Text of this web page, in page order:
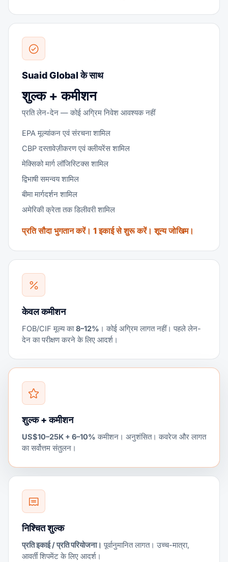
Suaid Global के साथ
शुल्क + कमीशन
प्रति लेन-देन — कोई अग्रिम निवेश आवश्यक नहीं
EPA मूल्यांकन एवं संरचना शामिल
CBP दस्तावेज़ीकरण एवं क्लीयरेंस शामिल
मेक्सिको मार्ग लॉजिस्टिक्स शामिल
द्विभाषी समन्वय शामिल
बीमा मार्गदर्शन शामिल
अमेरिकी क्रेता तक डिलीवरी शामिल
प्रति सौदा भुगतान करें। 1 इकाई से शुरू करें। शून्य जोखिम।
केवल कमीशन
FOB/CIF मूल्य का8–12% । कोई अग्रिम लागत नहीं। पहले लेन-
देन का परीक्षण करने के लिए आदर्श।
शुल्क + कमीशन
US$10–25K + 6–10% कमीशन। अनुशंसित। कवरेज और लागत
का सर्वोत्तम संतुलन।
निश्चित शुल्क
प्रति इकाई / प्रति परियोजना। पूर्वानुमानित लागत। उच्च-मात्रा,
आवर्ती शिपमेंट के लिए आदर्श।